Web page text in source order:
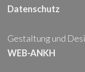
Datenschutz
Gestaltung und
WEB-ANKH